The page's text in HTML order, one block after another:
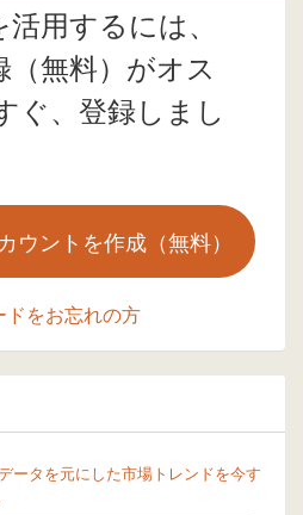
用するには、
無料）がオス
ぐ、登録しまし
ウントを作成（無料）
ドをお忘れの方
ータを元にした市場トレンドを今す